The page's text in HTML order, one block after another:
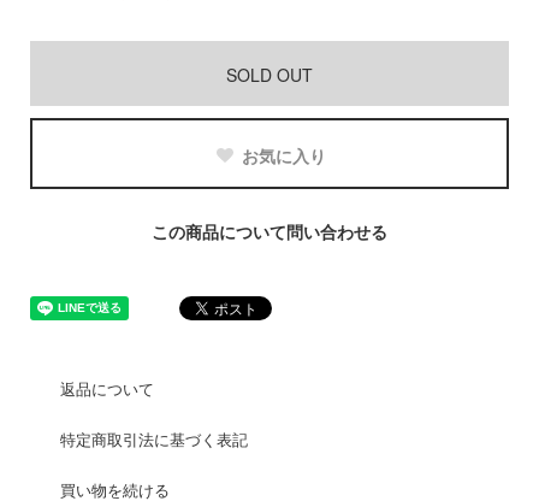
SOLD OUT
お気に入り
この商品について問い合わせる
返品について
特定商取引法に基づく表記
買い物を続ける